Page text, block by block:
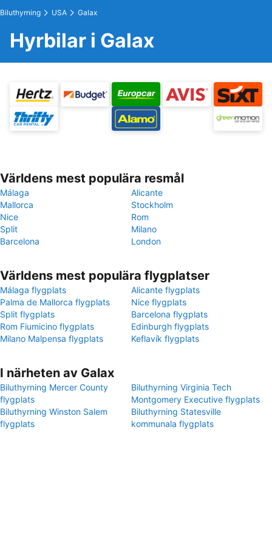
Biluthyrning USA Galax
Hyrbilar i Galax
Världens mest populära resmål
Málaga
Alicante
Mallorca
Stockholm
Nice
Rom
Split
Milano
Barcelona
London
Världens mest populära flygplatser
Málaga flygplats
Alicante flygplats
Palma de Mallorca flygplats
Nice flygplats
Split flygplats
Barcelona flygplats
Rom Fiumicino flygplats
Edinburgh flygplats
Milano Malpensa flygplats
Keflavík flygplats
I närheten av Galax
Biluthyrning Mercer County
flygplats
Biluthyrning Virginia Tech
Montgomery Executive flygplats
Biluthyrning Winston Salem
flygplats
Biluthyrning Statesville
kommunala flygplats